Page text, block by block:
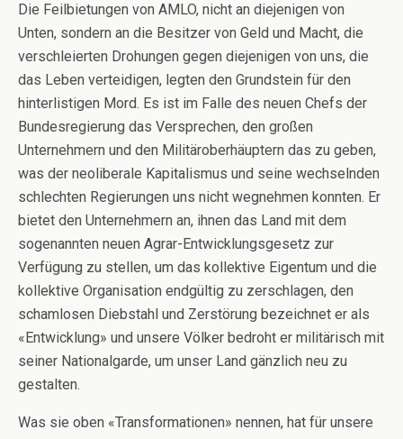
Die Feilbietungen von AMLO, nicht an diejenigen von
Unten, sondern an die Besitzer von Geld und Macht, die
verschleierten Drohungen gegen diejenigen von uns, die
das Leben verteidigen, legten den Grundstein für den
hinterlistigen Mord. Es ist im Falle des neuen Chefs der
Bundesregierung das Versprechen, den großen
Unternehmern und den Militäroberhäuptern das zu geben,
was der neoliberale Kapitalismus und seine wechselnden
schlechten Regierungen uns nicht wegnehmen konnten. Er
bietet den Unternehmern an, ihnen das Land mit dem
sogenannten neuen Agrar-Entwicklungsgesetz zur
Verfügung zu stellen, um das kollektive Eigentum und die
kollektive Organisation endgültig zu zerschlagen, den
schamlosen Diebstahl und Zerstörung bezeichnet er als
«Entwicklung» und unsere Völker bedroht er militärisch mit
seiner Nationalgarde, um unser Land gänzlich neu zu
gestalten.
Was sie oben «Transformationen» nennen, hat für unsere